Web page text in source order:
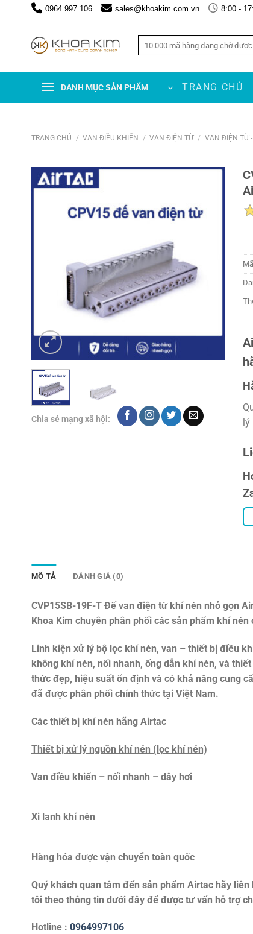
0964.997.106 sales@khoakim.com.vn 8:00 -
DANH MỤC SẢN PHẨM TRANG CHỦ
TRANG CHỦ / VAN ĐIỀU KHIỂN / VAN ĐIỆN TỪ / VAN ĐIỆN TỪ
Chia sẻ mạng xã hội:
lý
MÔ TẢ ĐÁNH GIÁ (0)
CVP15SB-19F-T Đế van điện từ khí nén nhỏ gọn
Khoa Kim chuyên phân phối các sản phẩm khí
Linh kiện xử lý bộ lọc khí nén, van – thiết bị điều
không khí nén, nối nhanh, ống dẫn khí nén, và
thức đẹp, hiệu suất ổn định và có khả năng cung
đã được phân phối chính thức tại Việt Nam.
Các thiết bị khí nén hãng Airtac
Thiết bị xử lý nguồn khí nén (lọc khí nén)
Van điều khiển – nối nhanh – dây hơi
Xi lanh khí nén
Hàng hóa được vận chuyển toàn quốc
Quý khách quan tâm đến sản phẩm Airtac hãy liên
tôi theo thông tin dưới đây để được tư vấn hỗ trợ
Hotline : 0964997106